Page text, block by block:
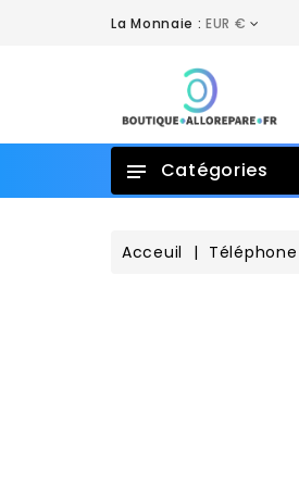
La Monnaie : EUR €
Catégories
Acceuil